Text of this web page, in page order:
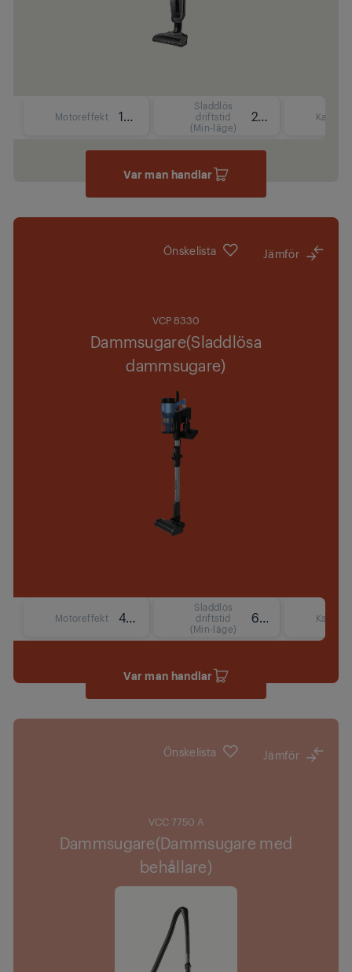
Motoreffekt 130 W
Sladdlös
driftstid
(Min-läge)
20 min
Var man handlar
Önskelista Jämför
VCP 8330
Dammsugare(Sladdlösa
dammsugare)
Motoreffekt 450 W
Sladdlös
driftstid
(Min-läge)
65 min
Var man handlar
Önskelista Jämför
VCC 7750 A
Dammsugare(Dammsugare med
behållare)